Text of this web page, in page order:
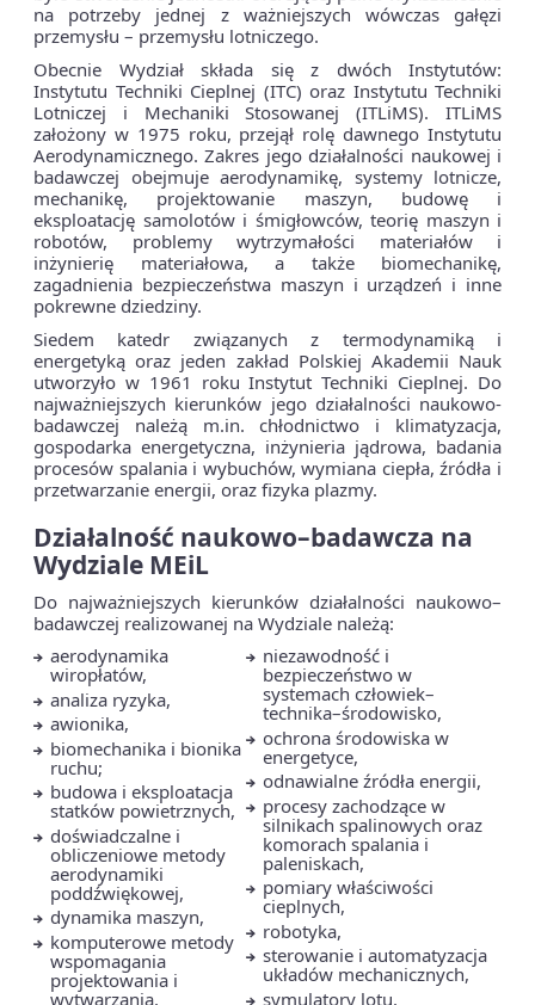
na potrzeby jednej z ważniejszych wówczas gałęzi
przemysłu – przemysłu lotniczego.
Obecnie Wydział składa się z dwóch Instytutów:
Instytutu Techniki Cieplnej (ITC) oraz Instytutu Techniki
Lotniczej i Mechaniki Stosowanej (ITLiMS). ITLiMS
założony w 1975 roku, przejął rolę dawnego Instytutu
Aerodynamicznego. Zakres jego działalności naukowej i
badawczej obejmuje aerodynamikę, systemy lotnicze,
mechanikę, projektowanie maszyn, budowę i
eksploatację samolotów i śmigłowców, teorię maszyn i
robotów, problemy wytrzymałości materiałów i
inżynierię materiałowa, a także biomechanikę,
zagadnienia bezpieczeństwa maszyn i urządzeń i inne
pokrewne dziedziny.
Siedem katedr związanych z termodynamiką i
energetyką oraz jeden zakład Polskiej Akademii Nauk
utworzyło w 1961 roku Instytut Techniki Cieplnej. Do
najważniejszych kierunków jego działalności naukowo-
badawczej należą m.in. chłodnictwo i klimatyzacja,
gospodarka energetyczna, inżynieria jądrowa, badania
procesów spalania i wybuchów, wymiana ciepła, źródła i
przetwarzanie energii, oraz fizyka plazmy.
Działalność naukowo–badawcza na
Wydziale MEiL
Do najważniejszych kierunków działalności naukowo–
badawczej realizowanej na Wydziale należą:
aerodynamika
wiropłatów,
analiza ryzyka,
awionika,
biomechanika i bionika
ruchu;
budowa i eksploatacja
statków powietrznych,
doświadczalne i
obliczeniowe metody
aerodynamiki
poddźwiękowej,
dynamika maszyn,
komputerowe metody
wspomagania
projektowania i
wytwarzania,
niezawodność i
bezpieczeństwo w
systemach człowiek–
technika–środowisko,
ochrona środowiska w
energetyce,
odnawialne źródła energii,
procesy zachodzące w
silnikach spalinowych oraz
komorach spalania i
paleniskach,
pomiary właściwości
cieplnych,
robotyka,
sterowanie i automatyzacja
układów mechanicznych,
symulatory lotu,